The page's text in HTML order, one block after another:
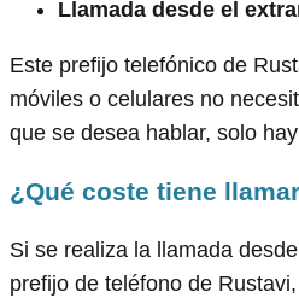
Llamada desde el
Este prefijo telefónico de
móviles o celulares no
que se desea hablar, solo
¿Qué coste tiene
Si se realiza la llamada
prefijo de teléfono de